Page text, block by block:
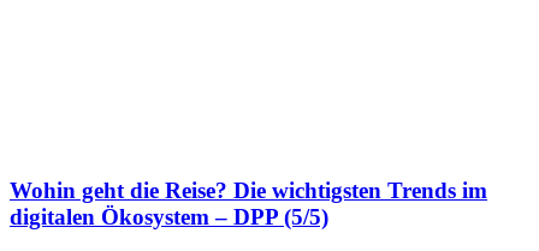
Wohin geht die Reise? Die wichtigsten Trends im
digitalen Ökosystem – DPP (5/5)